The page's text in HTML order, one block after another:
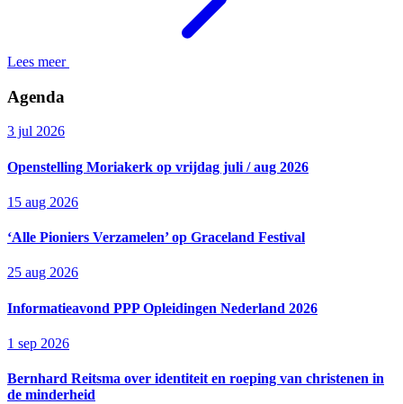
Lees meer
Agenda
3 jul 2026
Openstelling Moriakerk op vrijdag juli / aug 2026
15 aug 2026
‘Alle Pioniers Verzamelen’ op Graceland Festival
25 aug 2026
Informatieavond PPP Opleidingen Nederland 2026
1 sep 2026
Bernhard Reitsma over identiteit en roeping van christenen in
de minderheid